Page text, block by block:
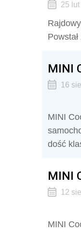
25 lut
MINI
16
MINI
dość
MINI
12
MINI